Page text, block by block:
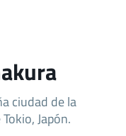
ciudad de la
Japón.